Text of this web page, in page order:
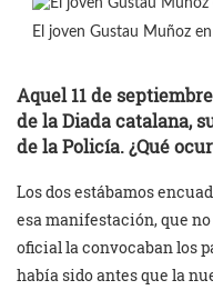
El joven Gustau Muñoz
Aquel 11 de
de la Diada catalana,
de la Policía. ¿Qué
Los dos estábamos
esa manifestación, que
oficial la convocaban los
había sido antes que la